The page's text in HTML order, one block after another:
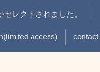
レクトされました。
access) contact